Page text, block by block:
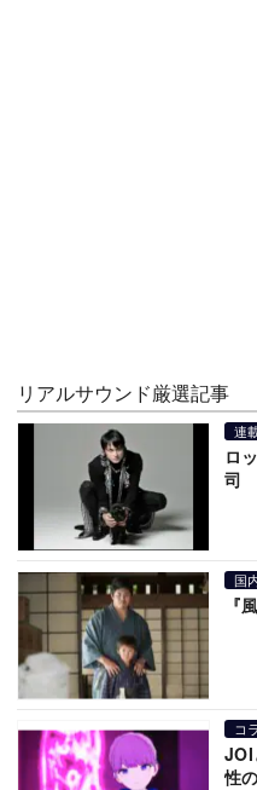
リアルサウンド厳選記事
連
ロ
司
国
『
コ
性